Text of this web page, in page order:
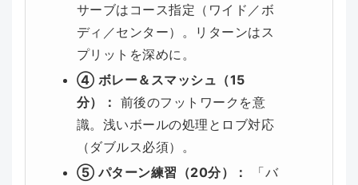
サーブはコース指定（ワイド／ボ
ディ／センター）。リターンはス
プリットを深めに。
④ ボレー＆スマッシュ（15
分）： 前後のフットワークを意
識。浅いボールの処理とロブ対応
（ダブルス必須）。
⑤ パターン練習（20分）：
「バ